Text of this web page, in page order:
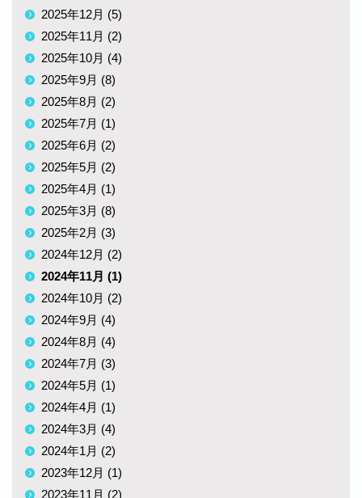
2025年12月 (5)
2025年11月 (2)
2025年10月 (4)
2025年9月 (8)
2025年8月 (2)
2025年7月 (1)
2025年6月 (2)
2025年5月 (2)
2025年4月 (1)
2025年3月 (8)
2025年2月 (3)
2024年12月 (2)
2024年11月 (1)
2024年10月 (2)
2024年9月 (4)
2024年8月 (4)
2024年7月 (3)
2024年5月 (1)
2024年4月 (1)
2024年3月 (4)
2024年1月 (2)
2023年12月 (1)
2023年11月 (2)